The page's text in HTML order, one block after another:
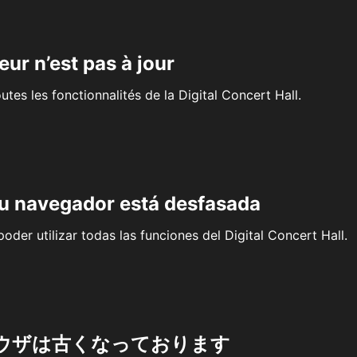
n’est pas à jour
les fonctionnalités de la Digital Concert Hall.
navegador está desfasada
utilizar todas las funciones del Digital Concert Hall.
ザは古くなっております